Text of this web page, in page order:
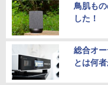
鳥肌も
した！
総合オ
とは何者